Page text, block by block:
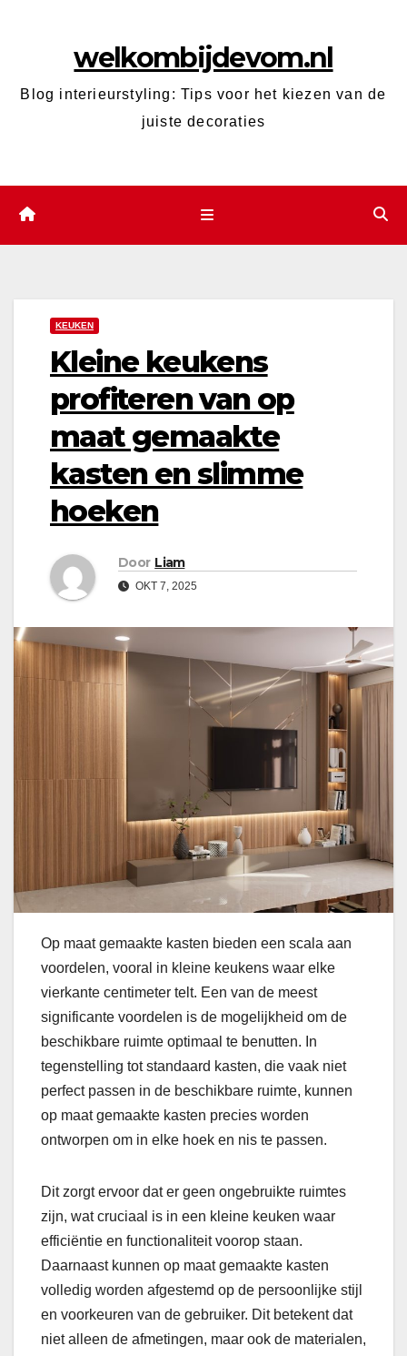
inhoud
welkombijdevom.nl
Blog interieurstyling: Tips voor het kiezen van de
juiste decoraties
KEUKEN
Kleine keukens
profiteren van op
maat gemaakte
kasten en slimme
hoeken
Door Liam
OKT 7, 2025
Op maat gemaakte kasten bieden een scala aan
voordelen, vooral in kleine keukens waar elke
vierkante centimeter telt. Een van de meest
significante voordelen is de mogelijkheid om de
beschikbare ruimte optimaal te benutten. In
tegenstelling tot standaard kasten, die vaak niet
perfect passen in de beschikbare ruimte, kunnen
op maat gemaakte kasten precies worden
ontworpen om in elke hoek en nis te passen.
Dit zorgt ervoor dat er geen ongebruikte ruimtes
zijn, wat cruciaal is in een kleine keuken waar
efficiëntie en functionaliteit voorop staan.
Daarnaast kunnen op maat gemaakte kasten
volledig worden afgestemd op de persoonlijke stijl
en voorkeuren van de gebruiker. Dit betekent dat
niet alleen de afmetingen, maar ook de materialen,